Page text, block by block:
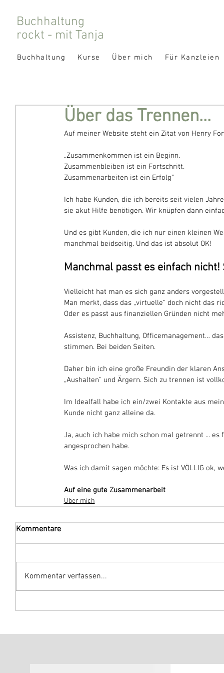
Buchhaltung
rockt - mit Tanja
Buchhaltung Kurse Über mich Für Kanzleien
Über das Trennen...
Auf meiner Website steht ein Zitat von Henry
„Zusammenkommen ist ein Beginn.
Zusammenbleiben ist ein Fortschritt.
Zusammenarbeiten ist ein Erfolg"
Ich habe Kunden, die ich bereits seit vielen
sie akut Hilfe benötigen. Wir knüpfen dann
Und es gibt Kunden, die ich nur einen kleinen
manchmal beidseitig. Und das ist absolut OK!
Manchmal passt es einfach
Vielleicht hat man es sich ganz anders
Man merkt, dass das „virtuelle“ doch nicht das
Oder es passt aus finanziellen Gründen nicht
Assistenz, Buchhaltung, Officemanagement…
stimmen. Bei beiden Seiten.
Daher bin ich eine große Freundin der klaren
„Aushalten“ und Ärgern. Sich zu trennen ist
Im Idealfall habe ich ein/zwei Kontakte aus
Kunde nicht ganz alleine da.
Ja, auch ich habe mich schon mal getrennt ...
angesprochen habe.
Was ich damit sagen möchte: Es ist VÖLLIG ok,
Auf eine gute Zusammenarbeit
Über mich
Kommentare
Kommentar verfassen...